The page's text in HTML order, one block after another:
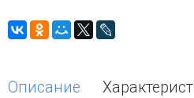
Описание